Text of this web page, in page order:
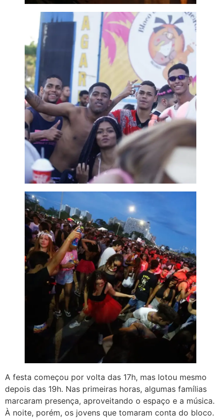
A festa começou por volta das 17h, mas lotou mesmo
depois das 19h. Nas primeiras horas, algumas famílias
marcaram presença, aproveitando o espaço e a música.
À noite, porém, os jovens que tomaram conta do bloco.